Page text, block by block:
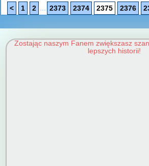
< 1 2 ... 2373 2374 2375 2376
Zostając naszym Fanem zwiększasz
lepszych historii!